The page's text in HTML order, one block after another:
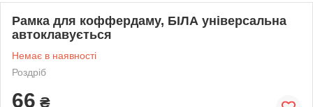
Рамка для коффердаму, БІЛА універсальна
автоклавується
Немає в наявності
Роздріб
66 ₴